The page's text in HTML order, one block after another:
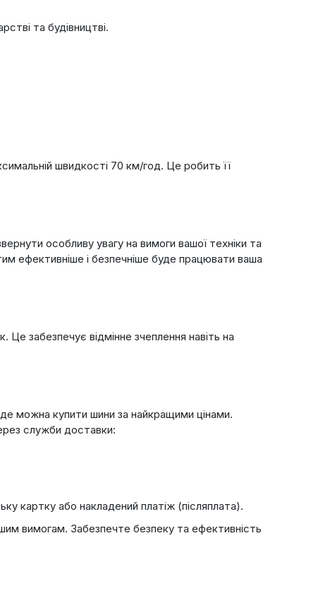
та будівництві.
швидкості 70 км/год. Це робить її
особливу увагу на вимоги вашої техніки та
ефективніше і безпечніше буде працювати ваша
забезпечує відмінне зчеплення навіть на
де можна купити шини за найкращими цінами.
служби доставки:
картку або накладений платіж (післяплата).
вимогам. Забезпечте безпеку та ефективність